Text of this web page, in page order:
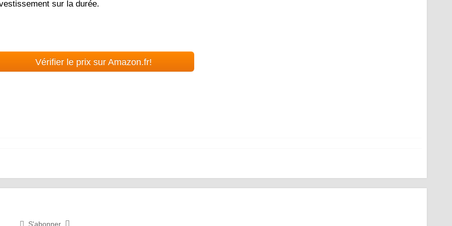
sur la durée.
Vérifier le prix sur Amazon.fr!
S'abonner